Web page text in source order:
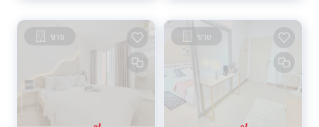
ขาย ขาย